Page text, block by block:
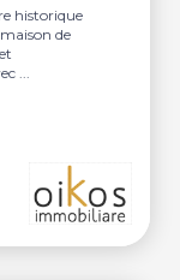
historique
de
...